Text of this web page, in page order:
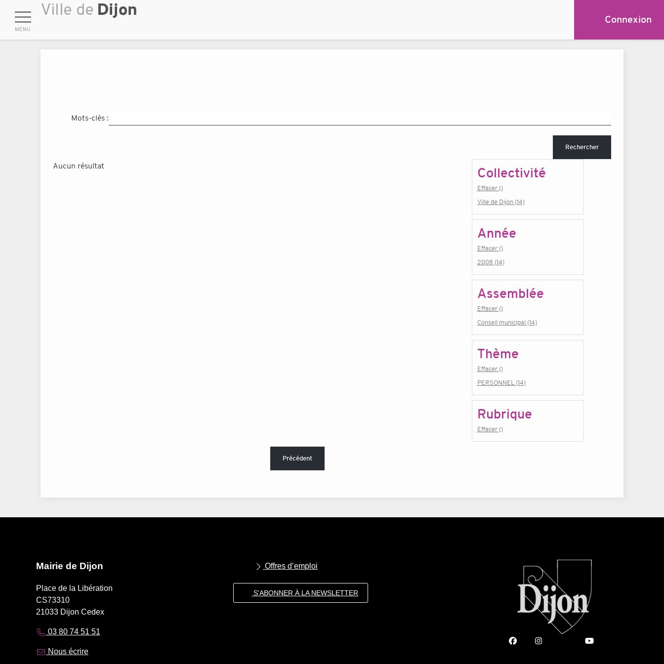
Connexion
Mots-clés :
Rechercher
Aucun résultat Collectivité
Effacer ()
Ville de Dijon (14)
Année
Effacer ()
2008 (14)
Assemblée
Effacer ()
Conseil municipal (14)
Thème
Effacer ()
PERSONNEL (14)
Rubrique
Effacer ()
Précédent
Mairie de Dijon
Place de la Libération
CS73310
21033 Dijon Cedex
03 80 74 51 51
Nous écrire
Offres d’emploi
S'ABONNER À LA NEWSLETTER